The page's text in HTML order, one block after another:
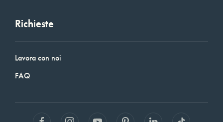
Richieste
Lavora con noi
FAQ